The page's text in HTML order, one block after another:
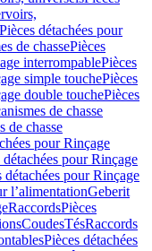
Pièces détachées pour
de chassePièces
interrompablePièces
simple touchePièces
double touchePièces
de chasse
de chasse
pour Rinçage
détachées pour Rinçage
détachées pour Rinçage
l’alimentationGeberit
RaccordsPièces
CoudesTésRaccords
Pièces détachées